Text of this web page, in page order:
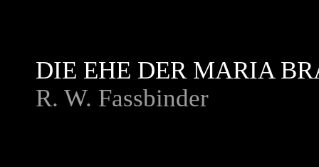
DIE EHE DER MARIA
R. W. Fassbinder